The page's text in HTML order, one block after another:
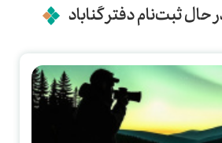
حال ثبت‌نام دفتر گناباد